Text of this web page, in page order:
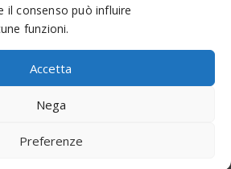
il consenso può influire
funzioni.
Accetta
Nega
Preferenze
MADE WEB SOLUTIONS